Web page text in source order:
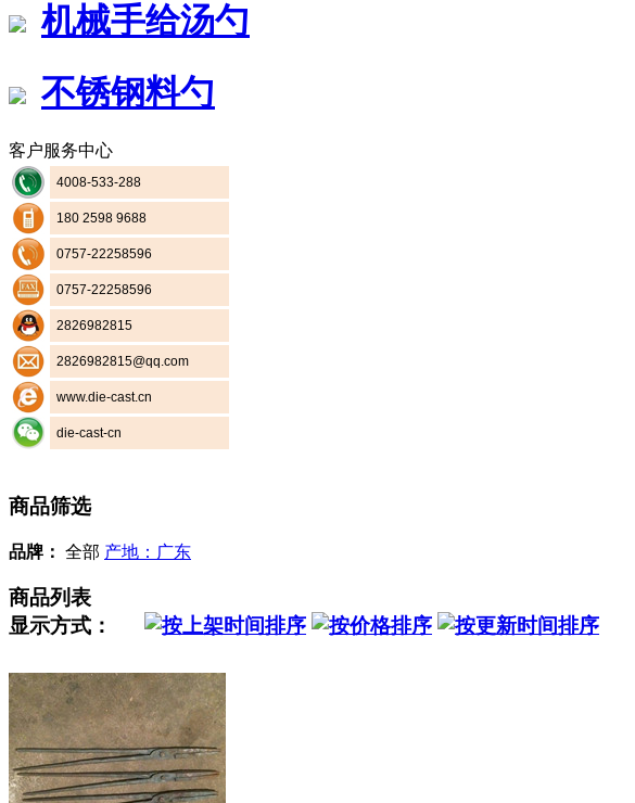
机械手给汤勺
不锈钢料勺
客户服务中心
4008-533-288
180 2598 9688
0757-22258596
0757-22258596
2826982815
2826982815@qq.com
www.die-cast.cn
die-cast-cn
商品筛选
品牌： 全部 产地：广东
商品列表
显示方式：